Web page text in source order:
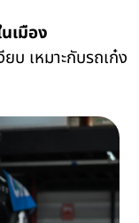
เมือง
บ เหมาะกับรถเก๋ง